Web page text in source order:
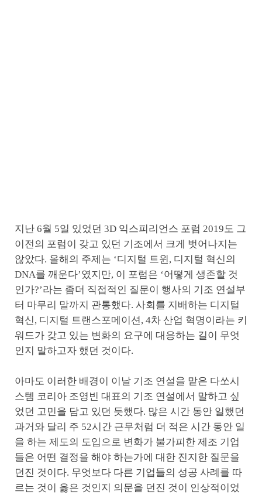
지난 6월 5일 있었던 3D 익스피리언스 포럼 2019도 그
이전의 포럼이 갖고 있던 기조에서 크게 벗어나지는
않았다. 올해의 주제는 ‘디지털 트윈, 디지털 혁신의
DNA를 깨운다’였지만, 이 포럼은 ‘어떻게 생존할 것
인가?’라는 좀더 직접적인 질문이 행사의 기조 연설부
터 마무리 말까지 관통했다. 사회를 지배하는 디지털
혁신, 디지털 트랜스포메이션, 4차 산업 혁명이라는 키
워드가 갖고 있는 변화의 요구에 대응하는 길이 무엇
인지 말하고자 했던 것이다.
아마도 이러한 배경이 이날 기조 연설을 맡은 다쏘시
스템 코리아 조영빈 대표의 기조 연설에서 말하고 싶
었던 고민을 담고 있던 듯했다. 많은 시간 동안 일했던
과거와 달리 주 52시간 근무처럼 더 적은 시간 동안 일
을 하는 제도의 도입으로 변화가 불가피한 제조 기업
들은 어떤 결정을 해야 하는가에 대한 진지한 질문을
던진 것이다. 무엇보다 다른 기업들의 성공 사례를 따
르는 것이 옳은 것인지 의문을 던진 것이 인상적이었